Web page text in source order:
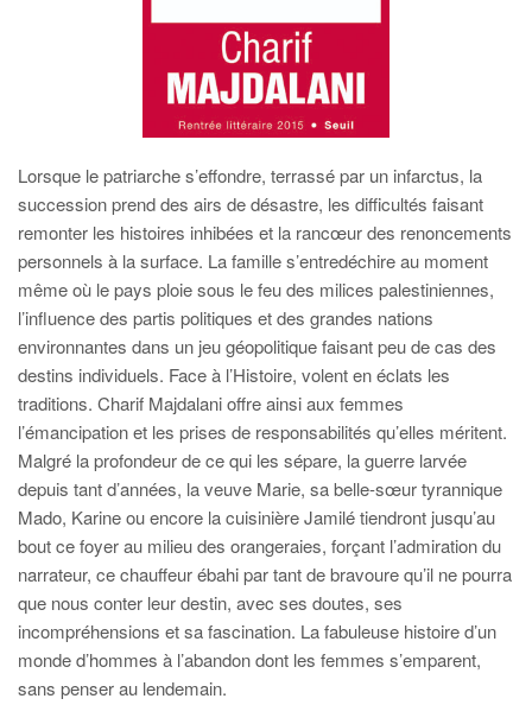
Lorsque le patriarche s’effondre, terrassé par un infarctus, la
succession prend des airs de désastre, les difficultés faisant
remonter les histoires inhibées et la rancœur des renoncements
personnels à la surface. La famille s’entredéchire au moment
même où le pays ploie sous le feu des milices palestiniennes,
l’influence des partis politiques et des grandes nations
environnantes dans un jeu géopolitique faisant peu de cas des
destins individuels. Face à l’Histoire, volent en éclats les
traditions. Charif Majdalani offre ainsi aux femmes
l’émancipation et les prises de responsabilités qu’elles méritent.
Malgré la profondeur de ce qui les sépare, la guerre larvée
depuis tant d’années, la veuve Marie, sa belle-sœur tyrannique
Mado, Karine ou encore la cuisinière Jamilé tiendront jusqu’au
bout ce foyer au milieu des orangeraies, forçant l’admiration du
narrateur, ce chauffeur ébahi par tant de bravoure qu’il ne pourra
que nous conter leur destin, avec ses doutes, ses
incompréhensions et sa fascination. La fabuleuse histoire d’un
monde d’hommes à l’abandon dont les femmes s’emparent,
sans penser au lendemain.